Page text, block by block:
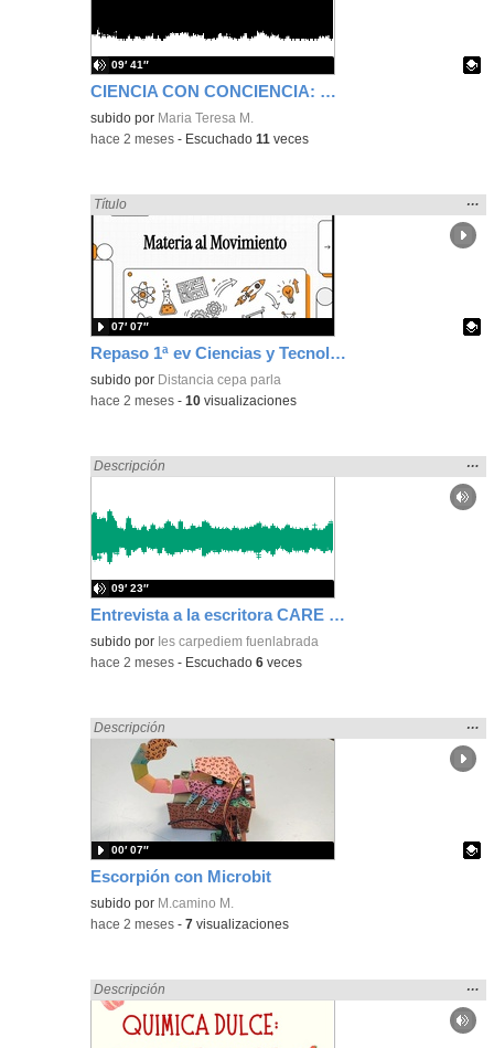
CIENCIA CON CONCIENCIA: VIAJANDO A LA LUNA
Contenido educativo.
subido por Maria Teresa M.
09′ 41″
-hace 2 meses - Escuchado11 veces
Repaso 1ª ev Ciencias y Tecnología ESO nivel1
Encontrado «Ciencias» en:
Título
la
…
Contenido educativo.
subido por Distancia cepa parla
07′ 07″
-hace 2 meses -10 visualizaciones
Entrevista a la escritora CARE SANTOS (22/05/2025)
Encontrado «Ciencias» en:
Descripción
la
…
subido por Ies carpediem fuenlabrada
09′ 23″
-hace 2 meses - Escuchado6 veces
Escorpión con Microbit
Encontrado «Ciencias» en:
Descripción
la
…
Contenido educativo.
subido por M.camino M.
00′ 07″
-hace 2 meses -7 visualizaciones
Encontrado «Ciencias» en:
Descripción
la
…